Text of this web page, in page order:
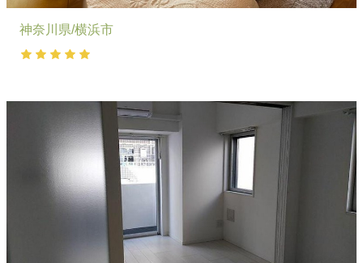
神奈川県/横浜市